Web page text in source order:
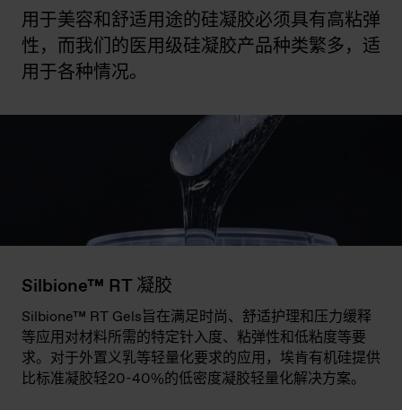
用于美容和舒适用途的硅凝胶必须具有高粘弹
性，而我们的医用级硅凝胶产品种类繁多，适
用于各种情况。
Silbione™ RT 凝胶
Silbione™ RT Gels旨在满足时尚、舒适护理和压力缓释
等应用对材料所需的特定针入度、粘弹性和低粘度等要
求。对于外置义乳等轻量化要求的应用，埃肯有机硅提供
比标准凝胶轻20-40%的低密度凝胶轻量化解决方案。